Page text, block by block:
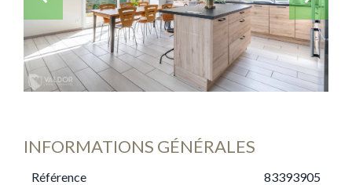
INFORMATIONS GÉNÉRALES
Référence 83393905